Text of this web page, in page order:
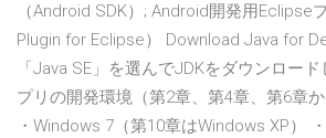
（Android SDK）; Android開発用Eclipse
Plugin for Eclipse） Download Java for
「Java SE」を選んでJDKをダウンロー
プリの開発環境（第2章、第4章、第6章か
・Windows 7（第10章はWindows XP）